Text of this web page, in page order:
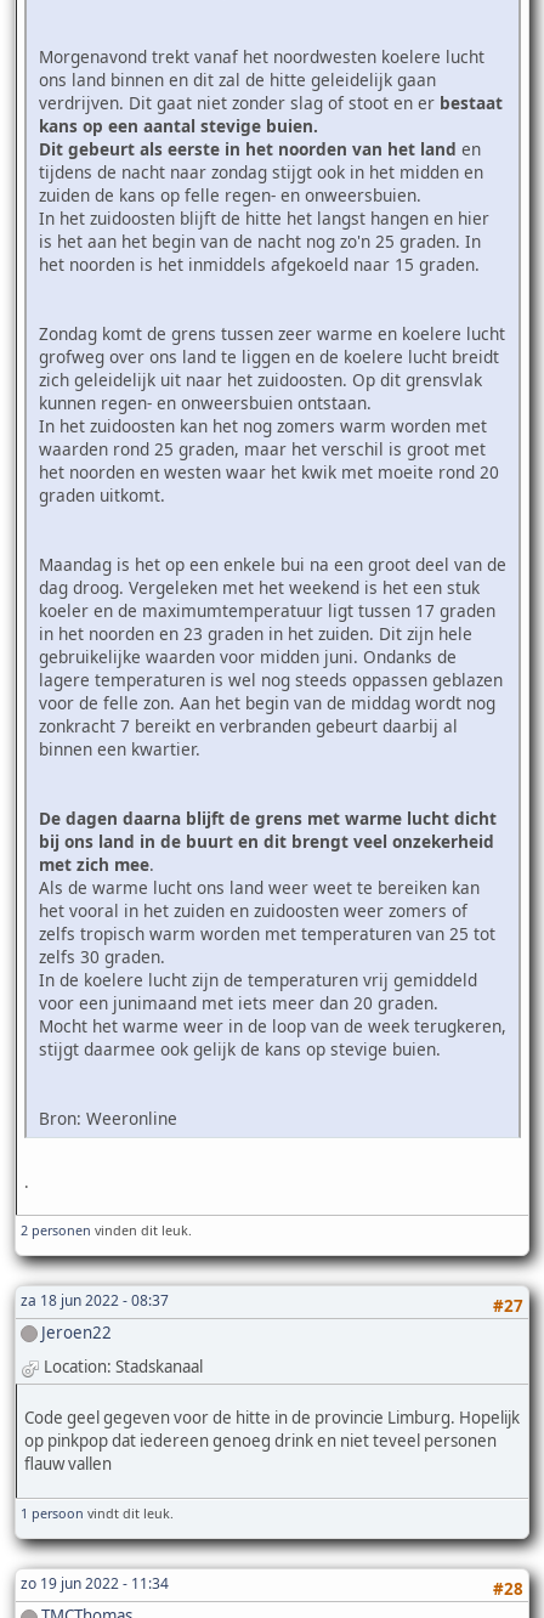
Morgenavond trekt vanaf het noordwesten koelere lucht
ons land binnen en dit zal de hitte geleidelijk gaan
verdrijven. Dit gaat niet zonder slag of stoot en er bestaat
kans op een aantal stevige buien.
Dit gebeurt als eerste in het noorden van het land en
tijdens de nacht naar zondag stijgt ook in het midden en
zuiden de kans op felle regen- en onweersbuien.
In het zuidoosten blijft de hitte het langst hangen en hier
is het aan het begin van de nacht nog zo'n 25 graden. In
het noorden is het inmiddels afgekoeld naar 15 graden.
Zondag komt de grens tussen zeer warme en koelere lucht
grofweg over ons land te liggen en de koelere lucht breidt
zich geleidelijk uit naar het zuidoosten. Op dit grensvlak
kunnen regen- en onweersbuien ontstaan.
In het zuidoosten kan het nog zomers warm worden met
waarden rond 25 graden, maar het verschil is groot met
het noorden en westen waar het kwik met moeite rond 20
graden uitkomt.
Maandag is het op een enkele bui na een groot deel van de
dag droog. Vergeleken met het weekend is het een stuk
koeler en de maximumtemperatuur ligt tussen 17 graden
in het noorden en 23 graden in het zuiden. Dit zijn hele
gebruikelijke waarden voor midden juni. Ondanks de
lagere temperaturen is wel nog steeds oppassen geblazen
voor de felle zon. Aan het begin van de middag wordt nog
zonkracht 7 bereikt en verbranden gebeurt daarbij al
binnen een kwartier.
De dagen daarna blijft de grens met warme lucht dicht
bij ons land in de buurt en dit brengt veel onzekerheid
met zich mee.
Als de warme lucht ons land weer weet te bereiken kan
het vooral in het zuiden en zuidoosten weer zomers of
zelfs tropisch warm worden met temperaturen van 25 tot
zelfs 30 graden.
In de koelere lucht zijn de temperaturen vrij gemiddeld
voor een junimaand met iets meer dan 20 graden.
Mocht het warme weer in de loop van de week terugkeren,
stijgt daarmee ook gelijk de kans op stevige buien.
Bron: Weeronline
.
2 personen vinden dit leuk.
za 18 jun 2022 - 08:37
#27
Jeroen22
Location: Stadskanaal
Code geel gegeven voor de hitte in de provincie Limburg. Hopelijk
op pinkpop dat iedereen genoeg drink en niet teveel personen
flauw vallen
1 persoon vindt dit leuk.
zo 19 jun 2022 - 11:34
#28